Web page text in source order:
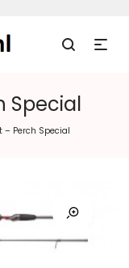
Special
– Perch Special